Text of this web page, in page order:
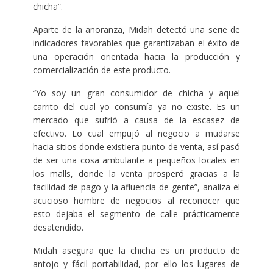
chicha”.
Aparte de la añoranza, Midah detectó una serie de
indicadores favorables que garantizaban el éxito de
una operación orientada hacia la producción y
comercialización de este producto.
“Yo soy un gran consumidor de chicha y aquel
carrito del cual yo consumía ya no existe. Es un
mercado que sufrió a causa de la escasez de
efectivo. Lo cual empujó al negocio a mudarse
hacia sitios donde existiera punto de venta, así pasó
de ser una cosa ambulante a pequeños locales en
los malls, donde la venta prosperó gracias a la
facilidad de pago y la afluencia de gente”, analiza el
acucioso hombre de negocios al reconocer que
esto dejaba el segmento de calle prácticamente
desatendido.
Midah asegura que la chicha es un producto de
antojo y fácil portabilidad, por ello los lugares de